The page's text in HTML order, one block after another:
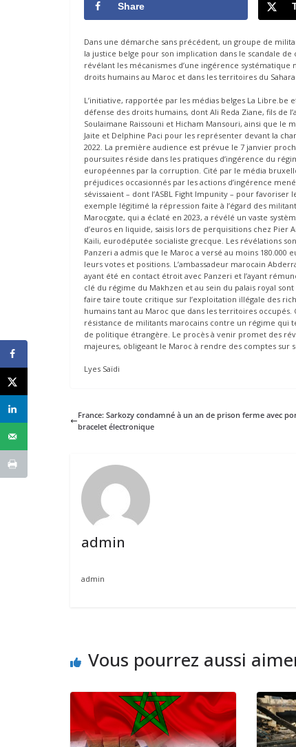
Share
Dans une démarche sans précédent, un groupe de
la justice belge pour son implication dans le scandale
révélant les mécanismes d’une ingérence
droits humains au Maroc et dans les territoires du
L’initiative, rapportée par les médias belges La
défense des droits humains, dont Ali Reda Ziane, fils de
Soulaimane Raissouni et Hicham Mansouri, ainsi que le
Jaite et Delphine Paci pour les représenter devant la
2022. La première audience est prévue le 7 janvier
poursuites réside dans les pratiques d’ingérence du
européennes par la corruption. Cité par le média
préjudices occasionnés par les actions d’ingérence
sévissaient – dont l’ASBL Fight Impunity – pour
exemple légitimé la répression faite à l’égard des
Marocgate, qui a éclaté en 2023, a révélé un vaste
d’euros en liquide, saisis lors de perquisitions chez Pier
Kaili, eurodéputée socialiste grecque. Les révélations
Panzeri a admis que le Maroc a versé au moins
leurs votes et positions. L’ambassadeur marocain
ayant été en contact étroit avec Panzeri et l’ayant
clé du régime du Makhzen et au sein du palais royal
faire taire toute critique sur l’exploitation illégale des
humains tant au Maroc que dans les territoires
résistance de militants marocains contre un régime
de politique étrangère. Le procès à venir promet des
majeures, obligeant le Maroc à rendre des comptes sur
Lyes Saïdi
France: Sarkozy condamné à un an de prison ferme avec
bracelet électronique
admin
admin
Vous pourrez aussi